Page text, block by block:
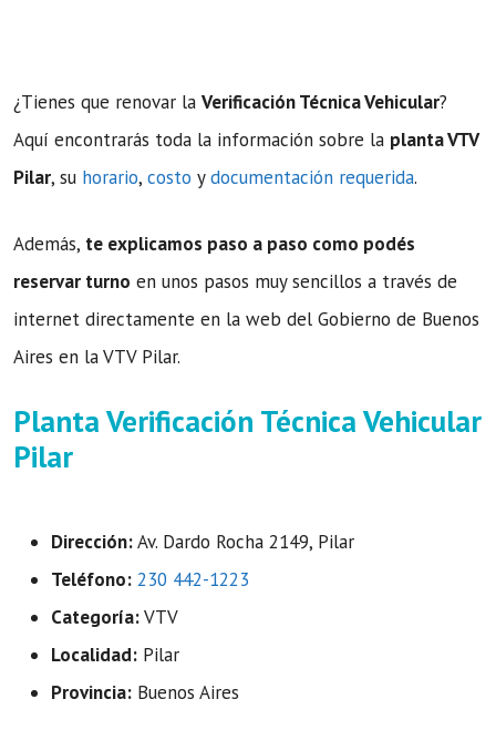
¿Tienes que renovar la Verificación Técnica Vehicular?
Aquí encontrarás toda la información sobre la planta VTV
Pilar, su horario, costo ydocumentación requerida.
Además, te explicamos paso a paso como podés
reservar turno en unos pasos muy sencillos a través de
internet directamente en la web del Gobierno de Buenos
Aires en la VTV Pilar.
Planta Verificación Técnica Vehicular
Pilar
Dirección:Av. Dardo Rocha 2149, Pilar
Teléfono: 230 442-1223
Categoría:VTV
Localidad: Pilar
Provincia: Buenos Aires